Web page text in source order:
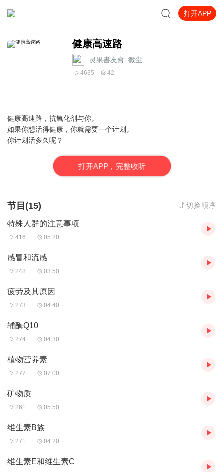
打开APP
健康高速路
灵果書友會_微尘
4635 42
健康高速路，抗氧化剂与你。
如果你想活得健康，你就需要一个计划。
你计划活多久呢？
打开APP，完整收听
节目(15) 切换顺序
特殊人群的注意事项
416 05:20
感冒和流感
248 03:50
疲劳及其原因
273 04:40
辅酶Q10
274 04:30
植物营养素
277 07:00
矿物质
261 05:50
维生素B族
271 04:20
维生素E和维生素C